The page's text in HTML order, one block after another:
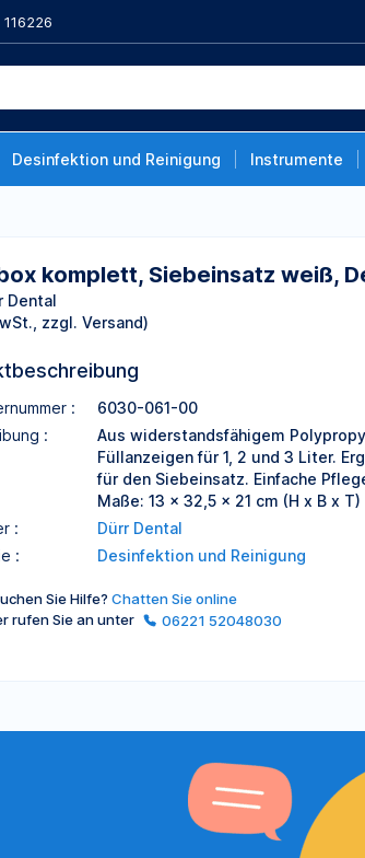
Desinfektion und Reinigung Instrumente
weiß, Deckelfarbe
komplett, Siebeinsatz weiß,
Dental
zzgl. Versand)
:
6030-061-00
:
Aus widerstandsfähigem
Füllanzeigen für 1, 2 und 3 Liter.
für den Siebeinsatz. Einfache
Maße: 13 x 32,5 x 21 cm (H x B x T)
:
Dürr Dental
:
Desinfektion und Reinigung
Sie Hilfe? Chatten Sie online
rufen Sie an unter
06221 52048030